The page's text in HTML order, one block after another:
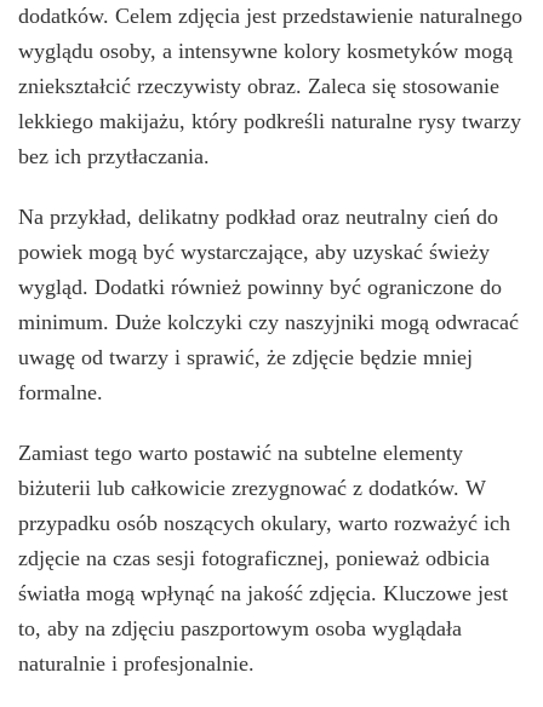
dodatków. Celem zdjęcia jest przedstawienie naturalnego
wyglądu osoby, a intensywne kolory kosmetyków mogą
zniekształcić rzeczywisty obraz. Zaleca się stosowanie
lekkiego makijażu, który podkreśli naturalne rysy twarzy
bez ich przytłaczania.
Na przykład, delikatny podkład oraz neutralny cień do
powiek mogą być wystarczające, aby uzyskać świeży
wygląd. Dodatki również powinny być ograniczone do
minimum. Duże kolczyki czy naszyjniki mogą odwracać
uwagę od twarzy i sprawić, że zdjęcie będzie mniej
formalne.
Zamiast tego warto postawić na subtelne elementy
biżuterii lub całkowicie zrezygnować z dodatków. W
przypadku osób noszących okulary, warto rozważyć ich
zdjęcie na czas sesji fotograficznej, ponieważ odbicia
światła mogą wpłynąć na jakość zdjęcia. Kluczowe jest
to, aby na zdjęciu paszportowym osoba wyglądała
naturalnie i profesjonalnie.